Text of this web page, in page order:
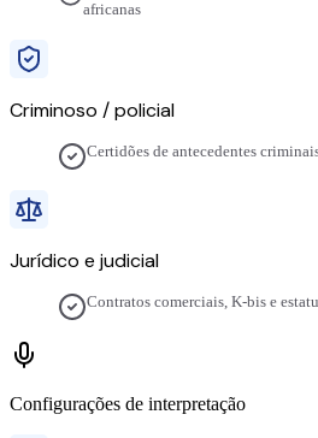
africanas
Criminoso / policial
Certidões de antecedentes
Jurídico e judicial
Contratos comerciais, K-bis e
Configurações de interpretação